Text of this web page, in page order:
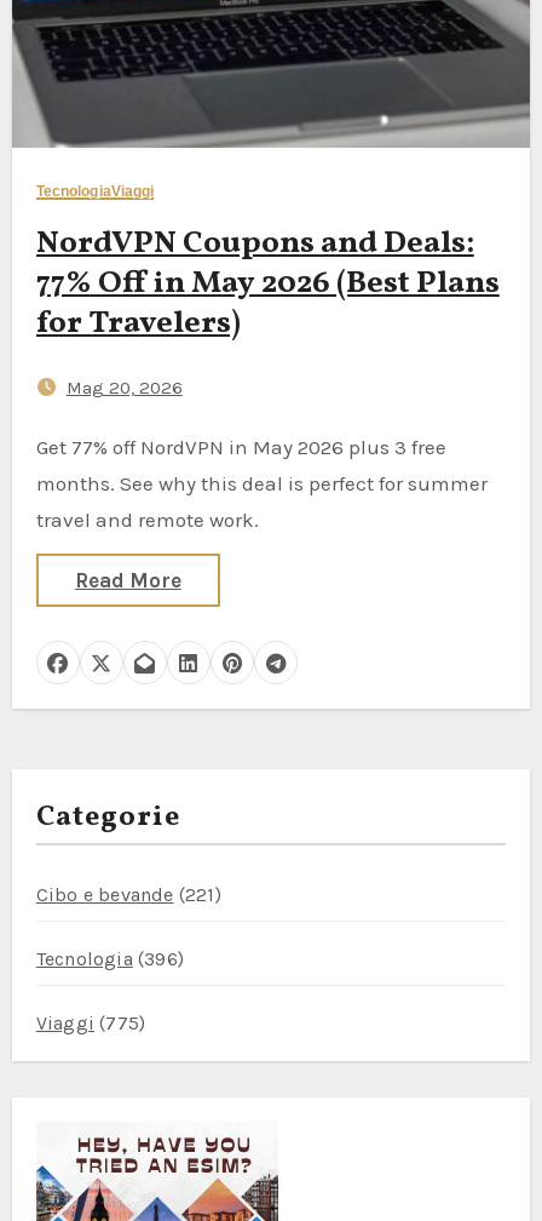
TecnologiaViaggi
NordVPN Coupons and Deals:
77% Off in May 2026 (Best Plans
for Travelers)
Mag 20, 2026
Get 77% off NordVPN in May 2026 plus 3 free
months. See why this deal is perfect for summer
travel and remote work.
Read More
Categorie
Cibo e bevande (221)
Tecnologia (396)
Viaggi (775)